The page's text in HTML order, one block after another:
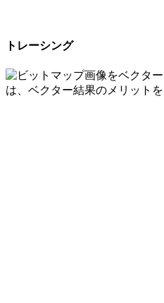
トレーシング